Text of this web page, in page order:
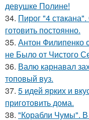
девушке Полине!
34. Пирог "4
готовить постоянно.
35. Антон Филипенко
не Было от Чистого
36. Валю карнавал
топовый вуз.
37. 5 идей ярких и
приготовить дома.
38. "Корабли Чумы". В